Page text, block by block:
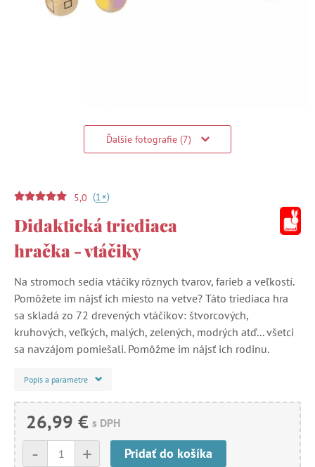
Ďalšie fotografie (7)
5,0 (1+)
Didaktická triediaca
hračka - vtáčiky
Na stromoch sedia vtáčiky rôznych tvarov, farieb a veľkostí.
Pomôžete im nájsť ich miesto na vetve? Táto triediaca hra
sa skladá zo 72 drevených vtáčikov: štvorcových,
kruhových, veľkých, malých, zelených, modrých atď... všetci
sa navzájom pomiešali. Pomôžme im nájsť ich rodinu.
Popis a parametre
26,99 € s DPH
+
- Pridať do košíka